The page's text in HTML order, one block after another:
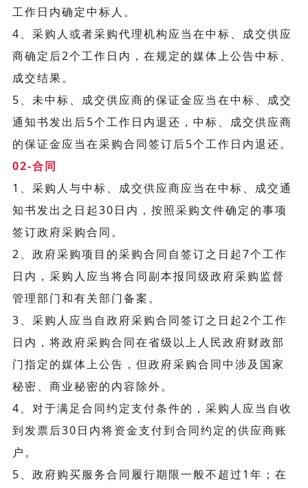
工作日内确定中标人。
4、采购人或者采购代理机构应当在中标、成交供应
商确定后2个工作日内，在规定的媒体上公告中标、
成交结果。
5、未中标、成交供应商的保证金应当在中标、成交
通知书发出后5个工作日内退还，中标、成交供应商
的保证金应当在采购合同签订后5个工作日内退还。
02-合同
1、采购人与中标、成交供应商应当在中标、成交通
知书发出之日起30日内，按照采购文件确定的事项
签订政府采购合同。
2、政府采购项目的采购合同自签订之日起7个工作
日内，采购人应当将合同副本报同级政府采购监督
管理部门和有关部门备案。
3、采购人应当自政府采购合同签订之日起2个工作
日内，将政府采购合同在省级以上人民政府财政部
门指定的媒体上公告，但政府采购合同中涉及国家
秘密、商业秘密的内容除外。
4、对于满足合同约定支付条件的，采购人应当自收
到发票后30日内将资金支付到合同约定的供应商账
户。
5、政府购买服务合同履行期限一般不超过1年；在